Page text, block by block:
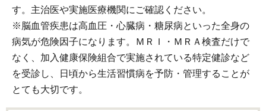
す。主治医や実施医療機関にご確認ください。
※脳血管疾患は高血圧・心臓病・糖尿病といった全身の
病気が危険因子になります。ＭＲＩ・ＭＲＡ検査だけで
なく、加入健康保険組合で実施されている特定健診など
を受診し、日頃から生活習慣病を予防・管理することが
とても大切です。